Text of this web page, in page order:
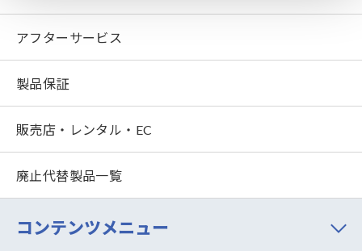
アフターサービス
製品保証
販売店・レンタル・EC
廃止代替製品一覧
コンテンツメニュー